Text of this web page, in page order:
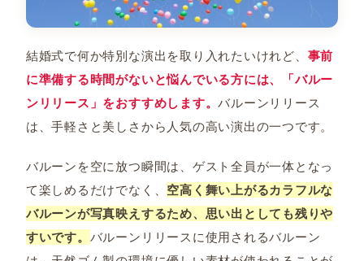
結婚式で何か特別な演出を取り入れたいけれど、 事前
に準備する時間がないと悩んでいる方には、「バルー
ンリリース」をおすすめします。バルーンリリース
は、手軽さと美しさから人気の高い演出の一つです。
バルーンを空に放つ瞬間は、ゲスト全員が一体となっ
て楽しめるだけでなく、 空高く舞い上がるカラフルな
バルーンが写真映えするため、思い出としても残りや
すいです。 バルーンリリースに使用されるバルーン